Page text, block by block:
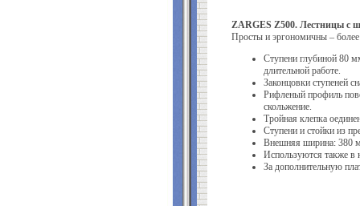
ZARGES Z500. Лестницы с
Просты и эргономичны –
Ступени глубиной 80
длительной работе.
Законцовки ступеней
Рифленый профиль
скольжение.
Тройная клепка
Ступени и стойки из
Внешняя ширина: 380
Используются также в
За дополнительную